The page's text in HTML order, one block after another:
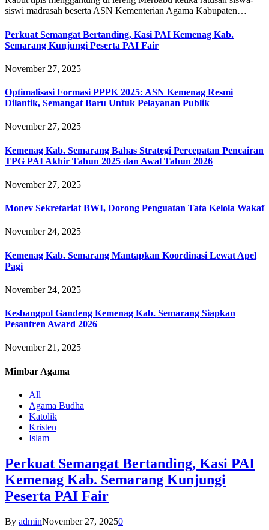
siswi madrasah beserta ASN Kementerian Agama Kabupaten…
Perkuat Semangat Bertanding, Kasi PAI Kemenag Kab.
Semarang Kunjungi Peserta PAI Fair
November 27, 2025
Optimalisasi Formasi PPPK 2025: ASN Kemenag Resmi
Dilantik, Semangat Baru Untuk Pelayanan Publik
November 27, 2025
Kemenag Kab. Semarang Bahas Strategi Percepatan Pencairan
TPG PAI Akhir Tahun 2025 dan Awal Tahun 2026
November 27, 2025
Monev Sekretariat BWI, Dorong Penguatan Tata Kelola Wakaf
November 24, 2025
Kemenag Kab. Semarang Mantapkan Koordinasi Lewat Apel
Pagi
November 24, 2025
Kesbangpol Gandeng Kemenag Kab. Semarang Siapkan
Pesantren Award 2026
November 21, 2025
Mimbar Agama
All
Agama Budha
Katolik
Kristen
Islam
Perkuat Semangat Bertanding, Kasi PAI
Kemenag Kab. Semarang Kunjungi
Peserta PAI Fair
By adminNovember 27, 20250